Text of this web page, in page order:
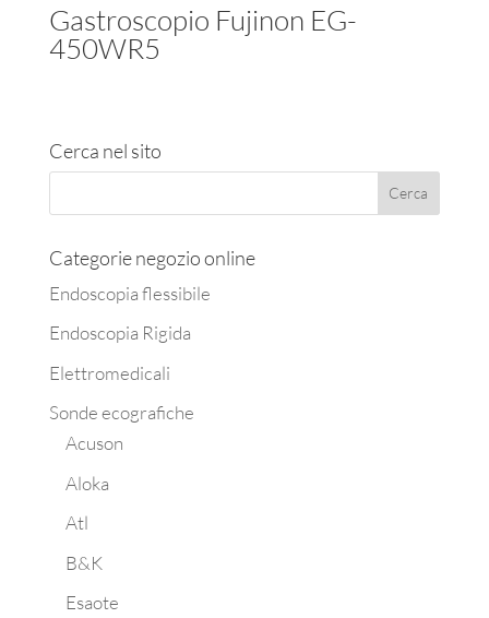
Gastroscopio Fujinon EG-
450WR5
Cerca nel sito
Categorie negozio online
Endoscopia flessibile
Endoscopia Rigida
Elettromedicali
Sonde ecografiche
Acuson
Aloka
Atl
B&K
Esaote